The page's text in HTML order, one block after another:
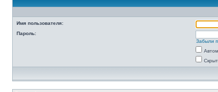
Имя пользователя:
Пароль:
Забыли